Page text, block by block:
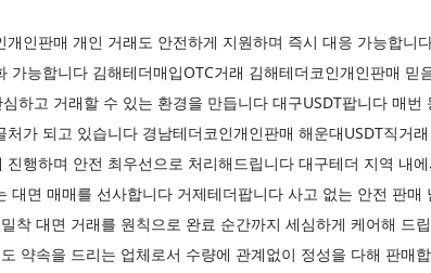
인판매 개인 거래도 안전하게 지원하며 즉시 대응 가능합니
능합니다 김해테더매입OTC거래 김해테더코인개인판매 믿
하고 거래할 수 있는 환경을 만듭니다 대구USDT팝니다 매번
가 되고 있습니다 경남테더코인개인판매 해운대USDT직거
행하며 안전 최우선으로 처리해드립니다 대구테더 지역 내
대면 매매를 선사합니다 거제테더팝니다 사고 없는 안전 판매
착 대면 거래를 원칙으로 완료 순간까지 세심하게 케어해 드
약속을 드리는 업체로서 수량에 관계없이 정성을 다해 판매